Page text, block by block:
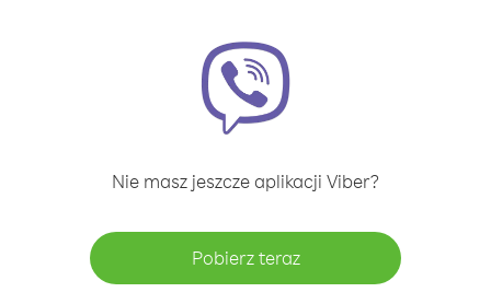
Nie masz jeszcze aplikacji Viber?
Pobierz teraz